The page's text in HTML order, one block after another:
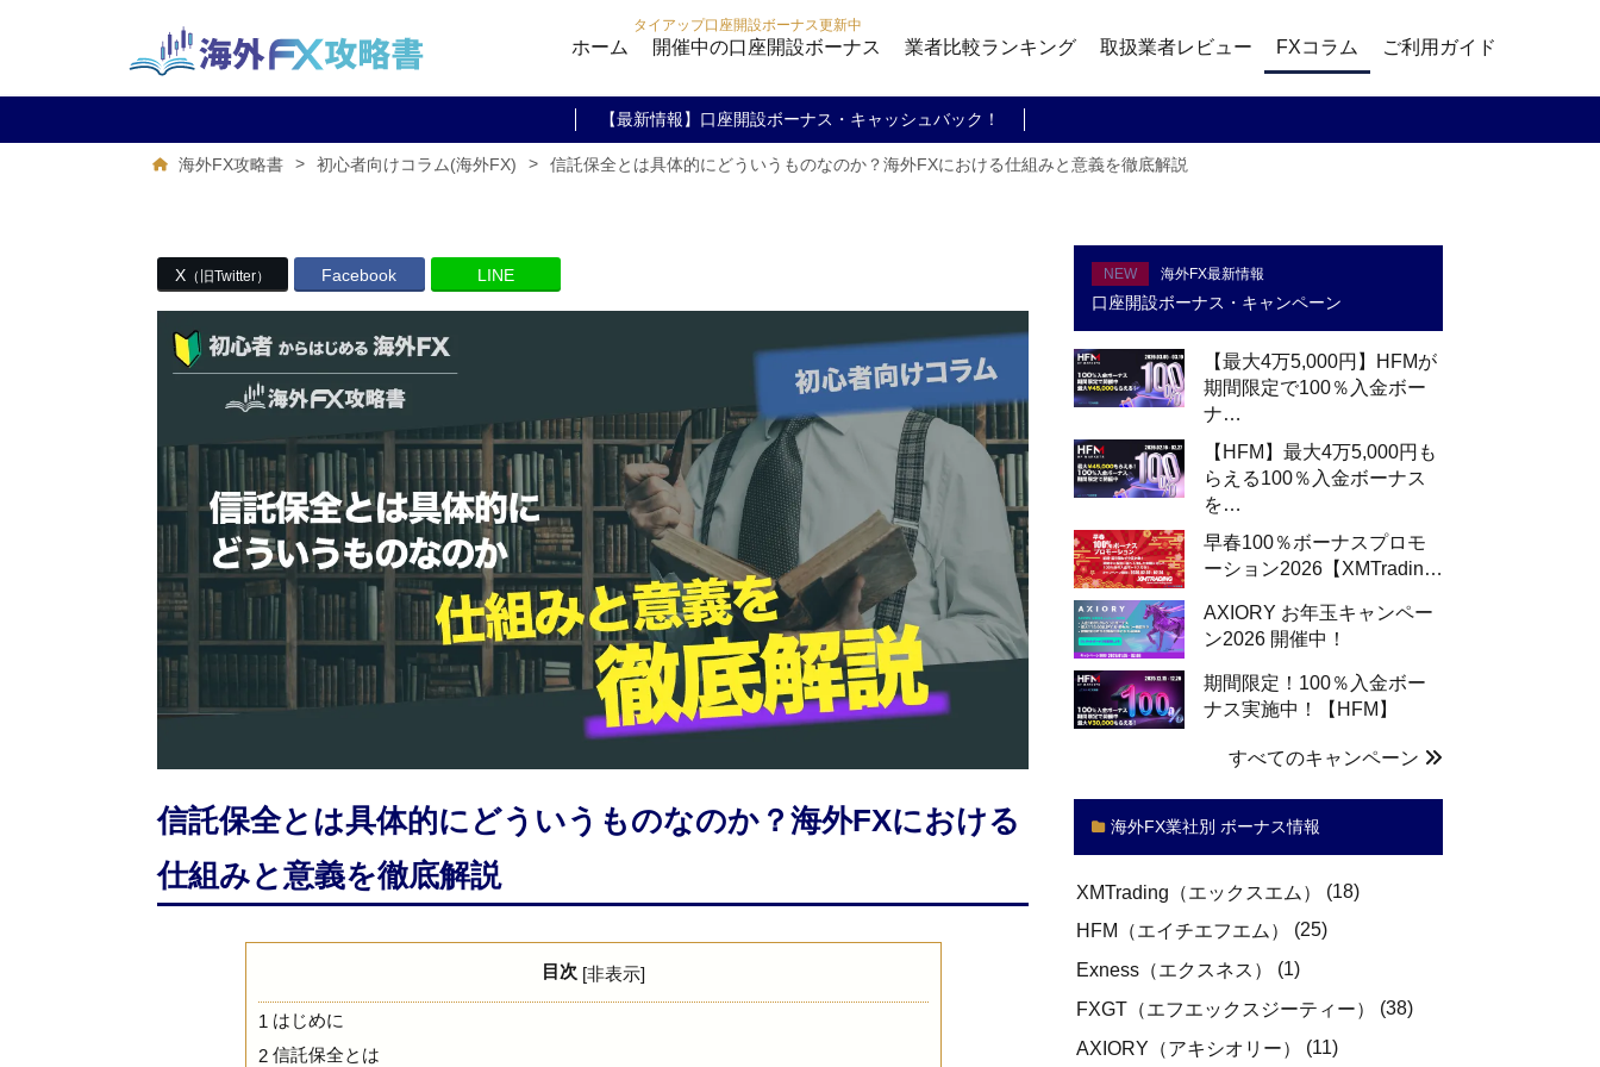
ホーム
タイアップ口座開設ボーナス更新中
開催中の口座開設ボーナス 業者比較ランキング 取扱業者レビュー FXコラム ご利用ガイド
【最新情報】口座開設ボーナス・キャッシュバック！
海外FX攻略書 > 初心者向けコラム(海外FX) > 信託保全とは具体的にどういうものなのか？海外FXにおける仕組みと意義を徹底解説
X（旧Twitter） Facebook LINE
信託保全とは具体的にどういうものなのか？海外FXにおける
仕組みと意義を徹底解説
目次 [非表示]
1 はじめに
2信託保全とは
NEW 海外FX最新情報
口座開設ボーナス・キャンペーン
【最大4万5,000円】HFMが
期間限定で100％入金ボー
ナ…
【HFM】最大4万5,000円も
らえる100％入金ボーナス
を…
早春100％ボーナスプロモ
ーション2026【XMTradin…
AXIORY お年玉キャンペー
ン2026 開催中！
期間限定！100％入金ボー
ナス実施中！【HFM】
すべてのキャンペーン
海外FX業社別 ボーナス情報
XMTrading（エックスエム）
(18)
HFM（エイチエフエム）
(25)
Exness（エクスネス）
(1)
FXGT（エフエックスジーティー）
(38)
AXIORY（アキシオリー）
(11)